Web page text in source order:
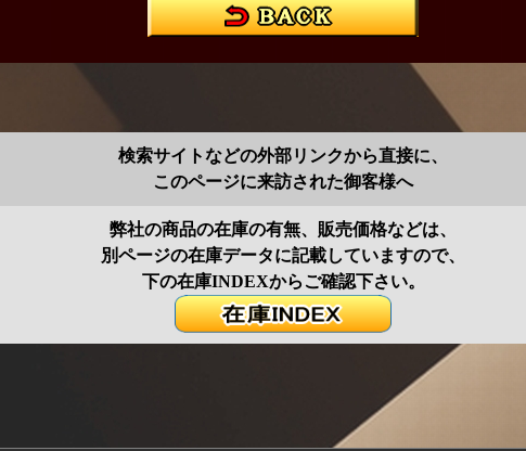
検索サイトなどの外部リンクから直接に、
このページに来訪された御客様へ
弊社の商品の在庫の有無、販売価格などは、
別ページの在庫データに記載していますので、
下の在庫INDEXからご確認下さい。